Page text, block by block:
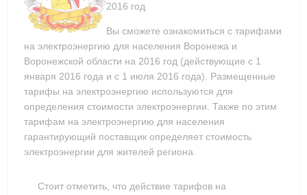
2016 год
Вы сможете ознакомиться с тарифами
на электроэнергию для населения Воронежа и
Воронежской области на 2016 год (действующие с 1
января 2016 года и с 1 июля 2016 года). Размещенные
тарифы на электроэнергию используются для
определения стоимости электроэнергии. Также по этим
тарифам на электроэнергию для населения
гарантирующий поставщик определяет стоимость
электроэнергии для жителей региона.
Стоит отметить, что действие тарифов на